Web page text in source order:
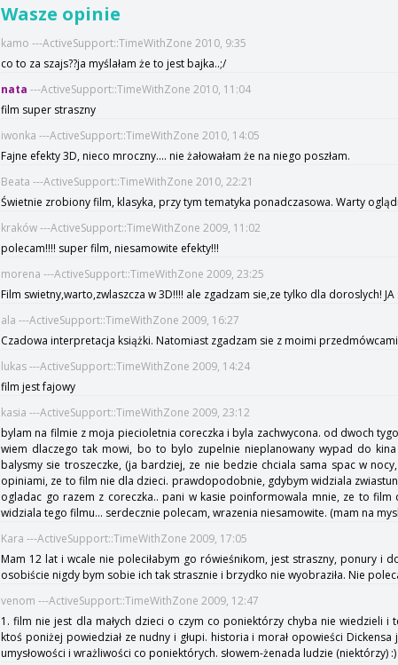
Wasze opinie
kamo ---ActiveSupport::TimeWithZone 2010, 9:35
co to za szajs??ja myślałam że to jest bajka..;/
nata ---ActiveSupport::TimeWithZone 2010, 11:04
film super straszny
iwonka ---ActiveSupport::TimeWithZone 2010, 14:05
Fajne efekty 3D, nieco mroczny.... nie żałowałam że na niego poszłam.
Beata ---ActiveSupport::TimeWithZone 2010, 22:21
Świetnie zrobiony film, klasyka, przy tym tematyka ponadczasowa. Warty
kraków ---ActiveSupport::TimeWithZone 2009, 11:02
polecam!!!! super film, niesamowite efekty!!!
morena ---ActiveSupport::TimeWithZone 2009, 23:25
Film swietny,warto,zwlaszcza w 3D!!!! ale zgadzam sie,ze tylko dla doroslych!
ala ---ActiveSupport::TimeWithZone 2009, 16:27
Czadowa interpretacja książki. Natomiast zgadzam sie z moimi
lukas ---ActiveSupport::TimeWithZone 2009, 14:24
film jest fajowy
kasia ---ActiveSupport::TimeWithZone 2009, 23:12
bylam na filmie z moja piecioletnia coreczka i byla zachwycona. od dwoch
wiem dlaczego tak mowi, bo to bylo zupelnie nieplanowany wypad do
balysmy sie troszeczke, (ja bardziej, ze nie bedzie chciala sama spac w
opiniami, ze to film nie dla dzieci. prawdopodobnie, gdybym widziala
ogladac go razem z coreczka.. pani w kasie poinformowala mnie, ze to
widziala tego filmu... serdecznie polecam, wrazenia niesamowite. (mam na
Kara ---ActiveSupport::TimeWithZone 2009, 17:05
Mam 12 lat i wcale nie poleciłabym go rówieśnikom, jest straszny, ponury i
osobiście nigdy bym sobie ich tak strasznie i brzydko nie wyobraziła. Nie
venom ---ActiveSupport::TimeWithZone 2009, 12:47
1. film nie jest dla małych dzieci o czym co poniektórzy chyba nie wiedzieli i
ktoś poniżej powiedział ze nudny i głupi. historia i morał opowieści
umysłowości i wrażliwości co poniektórych. słowem-żenada ludzie (niektórzy) :)